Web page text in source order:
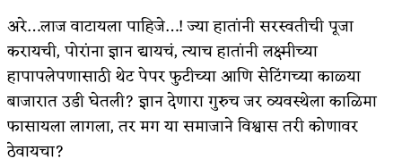
​अरे…लाज वाटायला पाहिजे…! ज्या हातांनी सरस्वतीची पूजा
करायची, पोरांना ज्ञान द्यायचं, त्याच हातांनी लक्ष्मीच्या
हापापलेपणासाठी थेट पेपर फुटीच्या आणि सेटिंगच्या काळ्या
बाजारात उडी घेतली? ज्ञान देणारा गुरुच जर व्यवस्थेला काळिमा
फासायला लागला, तर मग या समाजाने विश्वास तरी कोणावर
ठेवायचा?